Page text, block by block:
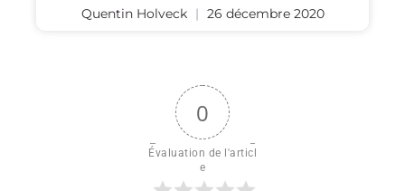
Quentin Holveck 26 décembre 2020
0
Évaluation de l'articl
e